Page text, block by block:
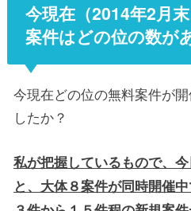
今現在（2014年2月
案件はどの位の数が
今現在どの位の無料案件が
したか？
私が把握しているもので、
と、大体８案件が同時開催